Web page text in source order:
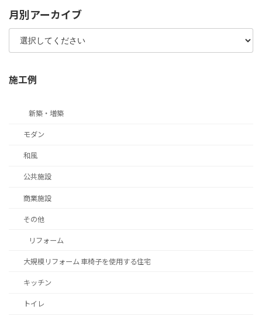
月別アーカイブ
施工例
新築・増築
モダン
和風
公共施設
商業施設
その他
リフォーム
大規模リフォーム 車椅子を使用する住宅
キッチン
トイレ